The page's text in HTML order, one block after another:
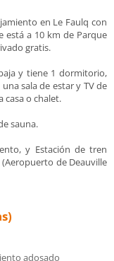
en Le Faulq con
está a 10 km de Parque
gratis.
y tiene 1 dormitorio,
sala de estar y TV de
casa o chalet.
sauna.
y Estación de tren
de Deauville
adosado